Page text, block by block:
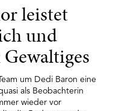
leistet
und
um Dedi Baron eine
als Beobachterin
wieder vor